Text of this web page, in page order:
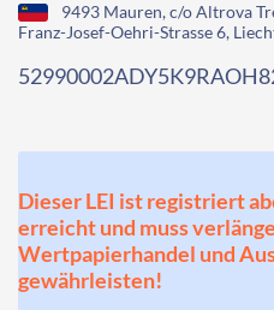
9493 Mauren, c/o Altrova
Franz-Josef-Oehri-Strasse 6,
Dieser LEI ist registriert
erreicht und muss
Wertpapierhandel und
gewährleisten!